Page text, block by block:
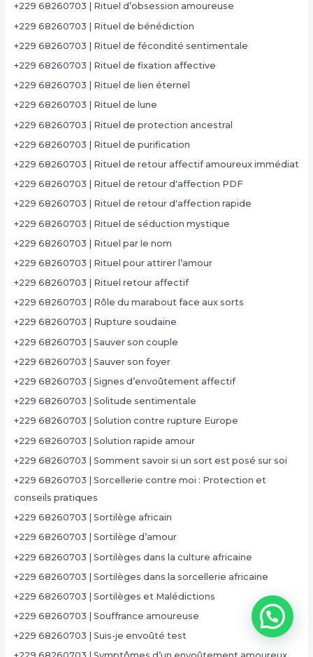
+229 68260703 | Rituel d’obsession amoureuse
+229 68260703 | Rituel de bénédiction
+229 68260703 | Rituel de fécondité sentimentale
+229 68260703 | Rituel de fixation affective
+229 68260703 | Rituel de lien éternel
+229 68260703 | Rituel de lune
+229 68260703 | Rituel de protection ancestral
+229 68260703 | Rituel de purification
+229 68260703 | Rituel de retour affectif amoureux immédiat
+229 68260703 | Rituel de retour d'affection PDF
+229 68260703 | Rituel de retour d'affection rapide
+229 68260703 | Rituel de séduction mystique
+229 68260703 | Rituel par le nom
+229 68260703 | Rituel pour attirer l’amour
+229 68260703 | Rituel retour affectif
+229 68260703 | Rôle du marabout face aux sorts
+229 68260703 | Rupture soudaine
+229 68260703 | Sauver son couple
+229 68260703 | Sauver son foyer
+229 68260703 | Signes d’envoûtement affectif
+229 68260703 | Solitude sentimentale
+229 68260703 | Solution contre rupture Europe
+229 68260703 | Solution rapide amour
+229 68260703 | Somment savoir si un sort est posé sur soi
+229 68260703 | Sorcellerie contre moi : Protection et
conseils pratiques
+229 68260703 | Sortilège africain
+229 68260703 | Sortilège d’amour
+229 68260703 | Sortilèges dans la culture africaine
+229 68260703 | Sortilèges dans la sorcellerie africaine
+229 68260703 | Sortilèges et Malédictions
+229 68260703 | Souffrance amoureuse
+229 68260703 | Suis-je envoûté test